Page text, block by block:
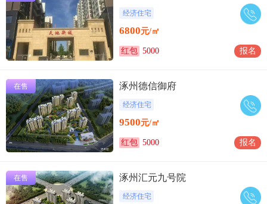
经济住宅
6800元/㎡
红包 5000 报名
在售 涿州德信御府
经济住宅
9500元/㎡
红包 5000 报名
在售 涿州汇元九号院
经济住宅